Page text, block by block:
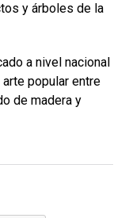
y árboles de la
a nivel nacional
popular entre
de madera y